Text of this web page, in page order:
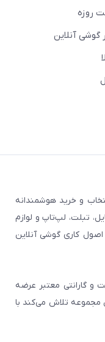
روزه
گوشی آنلاین
فعالیت، بستری مطمئن برای انتخاب و خرید هوشمندانه
تبلت، لپ‌تاپ و لوازم
کاری گوشی آنلاین
و گارانتی معتبر عرضه
مجموعه تلاش می‌کند با